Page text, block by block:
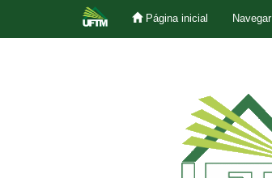
Página inicial Navegar